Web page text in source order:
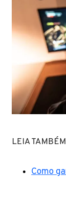
LEIA
Como